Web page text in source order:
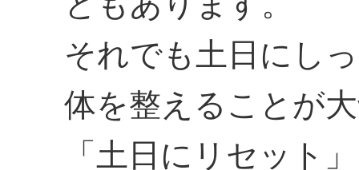
それでも土日にし
体を整えることが
「土日にリセット